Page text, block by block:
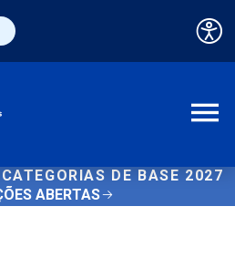
CATEGORIAS DE BASE 2027
ABERTAS